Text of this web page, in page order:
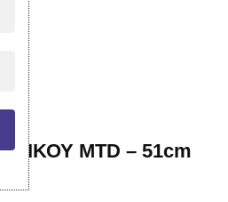
MTD – 51cm